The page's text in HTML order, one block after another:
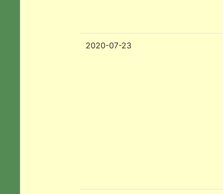
2020-07-23